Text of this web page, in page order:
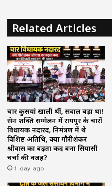
Related Articles
चार कुर्सियां खाली थीं, सवाल बड़ा था!
सेन शक्ति सम्मेलन में रायपुर के चारों
विधायक नदारद, निमंत्रण में थे
विशिष्ट अतिथि, क्या गौरीशंकर
श्रीवास का बढ़ता कद बना सियासी
चर्चा की वजह?
1 day ago